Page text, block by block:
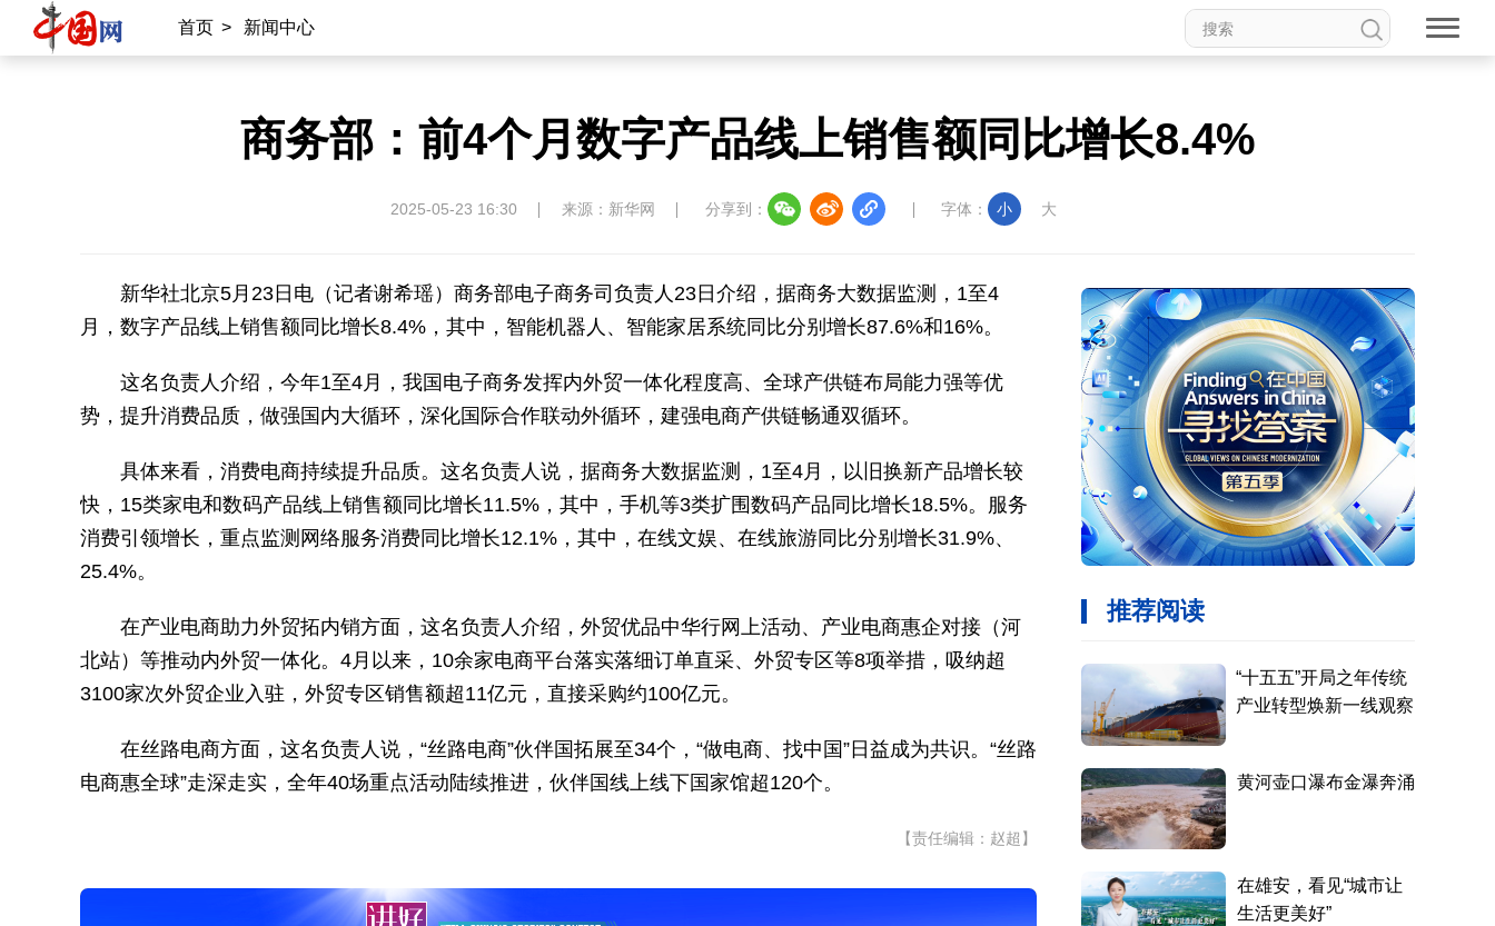
首页 > 新闻中心
商务部：前4个月数字产品线上销售额同比增长8.4%
2025-05-23 16:30 来源：新华网 分享到： 字体： 小 大
新华社北京5月23日电（记者谢希瑶）商务部电子商务司负责人23日介绍，据商务大数据监测，1至4
月，数字产品线上销售额同比增长8.4%，其中，智能机器人、智能家居系统同比分别增长87.6%和16%。
这名负责人介绍，今年1至4月，我国电子商务发挥内外贸一体化程度高、全球产供链布局能力强等优
势，提升消费品质，做强国内大循环，深化国际合作联动外循环，建强电商产供链畅通双循环。
具体来看，消费电商持续提升品质。这名负责人说，据商务大数据监测，1至4月，以旧换新产品增长较
快，15类家电和数码产品线上销售额同比增长11.5%，其中，手机等3类扩围数码产品同比增长18.5%。服务
消费引领增长，重点监测网络服务消费同比增长12.1%，其中，在线文娱、在线旅游同比分别增长31.9%、
25.4%。
在产业电商助力外贸拓内销方面，这名负责人介绍，外贸优品中华行网上活动、产业电商惠企对接（河
北站）等推动内外贸一体化。4月以来，10余家电商平台落实落细订单直采、外贸专区等8项举措，吸纳超
3100家次外贸企业入驻，外贸专区销售额超11亿元，直接采购约100亿元。
在丝路电商方面，这名负责人说，“丝路电商”伙伴国拓展至34个，“做电商、找中国”日益成为共识。“丝路
电商惠全球”走深走实，全年40场重点活动陆续推进，伙伴国线上线下国家馆超120个。
【责任编辑：赵超】